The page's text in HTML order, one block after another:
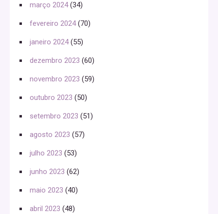
março 2024(34)
fevereiro 2024(70)
janeiro 2024(55)
dezembro 2023 (60)
novembro 2023 (59)
outubro 2023 (50)
setembro 2023 (51)
agosto 2023 (57)
julho 2023 (53)
junho 2023 (62)
maio 2023 (40)
abril 2023 (48)